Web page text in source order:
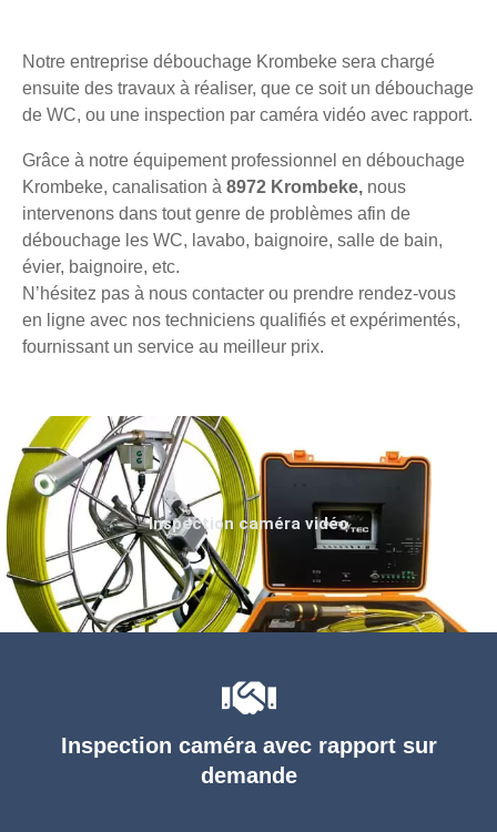
Notre entreprise débouchage Krombeke sera chargé
ensuite des travaux à réaliser, que ce soit un débouchage
de WC, ou une inspection par caméra vidéo avec rapport.
Grâce à notre équipement professionnel en débouchage
Krombeke, canalisation à 8972 Krombeke, nous
intervenons dans tout genre de problèmes afin de
débouchage les WC, lavabo, baignoire, salle de bain,
évier, baignoire, etc.
N’hésitez pas à nous contacter ou prendre rendez-vous
en ligne avec nos techniciens qualifiés et expérimentés,
fournissant un service au meilleur prix.
Inspection caméra avec rapport sur
demande
Inspection caméra vidéo